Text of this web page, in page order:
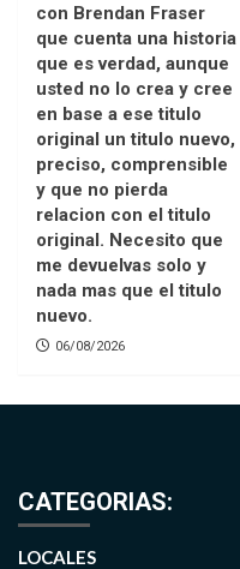
con Brendan Fraser
que cuenta una historia
que es verdad, aunque
usted no lo crea y cree
en base a ese titulo
original un titulo nuevo,
preciso, comprensible
y que no pierda
relacion con el titulo
original. Necesito que
me devuelvas solo y
nada mas que el titulo
nuevo.
06/08/2026
CATEGORIAS:
LOCALES